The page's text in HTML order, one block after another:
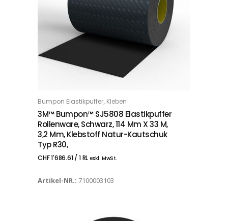
IN DEN WARENKORB
Bumpon Elastikpuffer, Kleben
3M™ Bumpon™ SJ5808 Elastikpuffer
Rollenware, Schwarz, 114 Mm X 33 M,
3,2 Mm, Klebstoff Natur-Kautschuk
Typ R30,
CHF1'686.61/ 1 RLexkl. MwSt.
Artikel-NR.: 7100003103